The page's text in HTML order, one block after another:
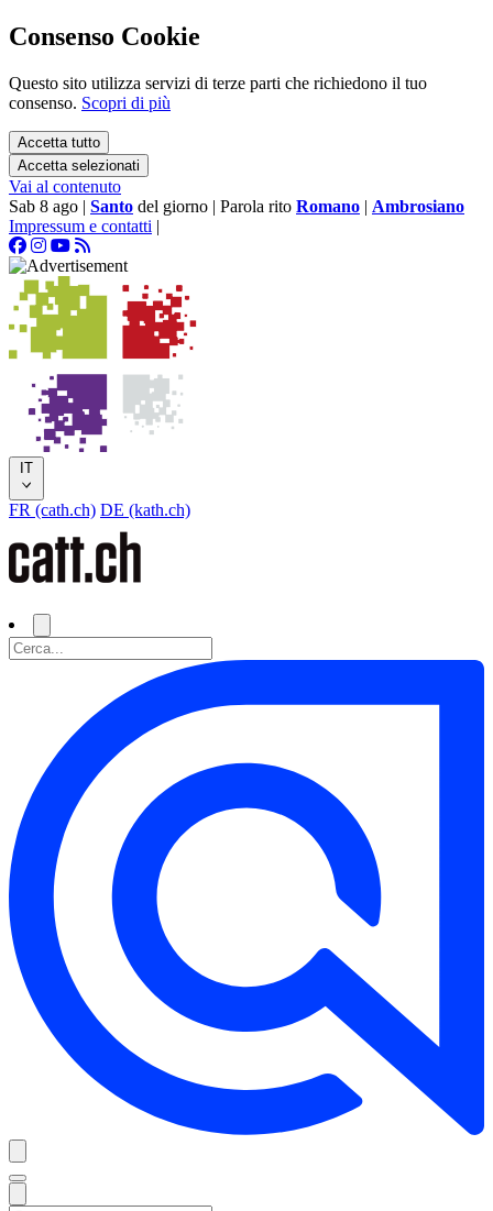
Consenso Cookie
Questo sito utilizza servizi di terze parti che richiedono il tuo
consenso. Scopri di più
Accetta tutto
Accetta selezionati
Vai al contenuto
Sab 8 ago | Santo del giorno | Parola rito Romano | Ambrosiano
Impressum e contatti |
IT
FR (cath.ch) DE (kath.ch)